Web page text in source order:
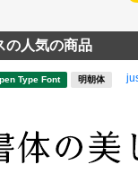
の人気の商品
Type Font 明朝体